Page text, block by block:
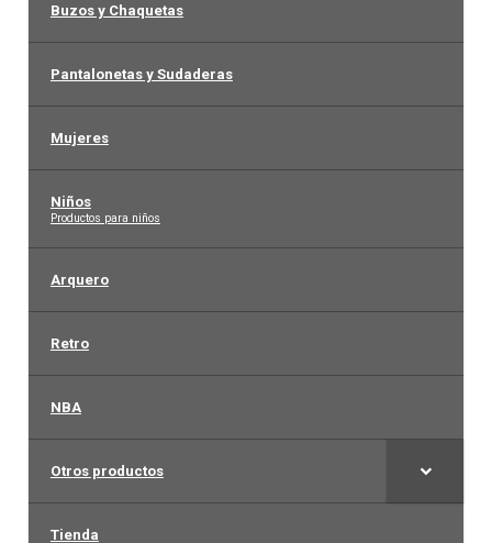
OUTLET
Buzos y Chaquetas
Pantalonetas y Sudaderas
Mujeres
Niños
–
Productos para niños
Arquero
Retro
NBA
Otros productos
Tienda